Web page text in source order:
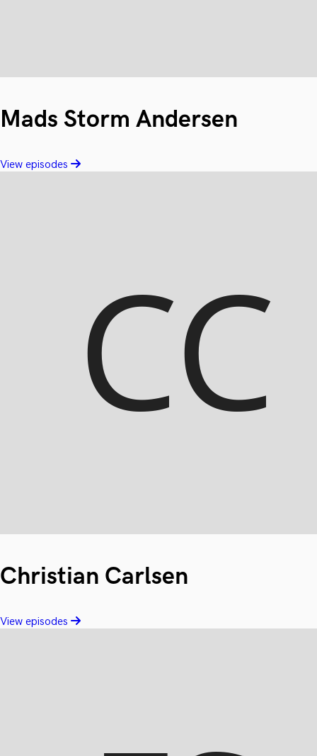
Mads Storm Andersen
View episodes
Christian Carlsen
View episodes